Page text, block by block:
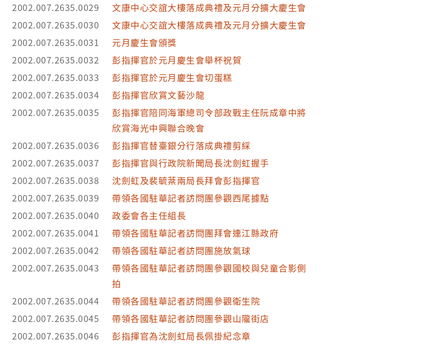
2002.007.2635.0029
文康中心交誼大樓落成典禮及元月分擴大慶生會
2002.007.2635.0030
文康中心交誼大樓落成典禮及元月分擴大慶生會
2002.007.2635.0031
元月慶生會頒獎
2002.007.2635.0032
彭指揮官於元月慶生會舉杯祝賀
2002.007.2635.0033
彭指揮官於元月慶生會切蛋糕
2002.007.2635.0034
彭指揮官欣賞文藝沙龍
2002.007.2635.0035
彭指揮官陪同海軍總司令部政戰主任阮成章中將
欣賞海光中興聯合晚會
2002.007.2635.0036
彭指揮官替臺銀分行落成典禮剪綵
2002.007.2635.0037
彭指揮官與行政院新聞局長沈劍虹握手
2002.007.2635.0038
沈劍虹及裴毓棻兩局長拜會彭指揮官
2002.007.2635.0039
帶領各國駐華記者訪問團參觀西尾據點
2002.007.2635.0040
政委會各主任組長
2002.007.2635.0041
帶領各國駐華記者訪問團拜會連江縣政府
2002.007.2635.0042
帶領各國駐華記者訪問團施放氣球
2002.007.2635.0043
帶領各國駐華記者訪問團參觀國校與兒童合影側
拍
2002.007.2635.0044
帶領各國駐華記者訪問團參觀衛生院
2002.007.2635.0045
帶領各國駐華記者訪問團參觀山隴街店
2002.007.2635.0046
彭指揮官為沈劍虹局長佩掛紀念章